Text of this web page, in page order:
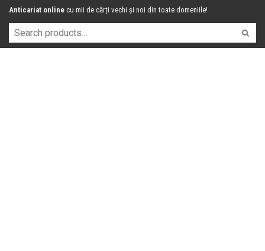
Anticariat online cu mii de cărți vechi și noi din toate domeniile!